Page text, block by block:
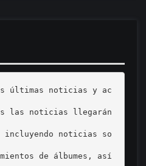
últimas noticias y ac
las noticias llegarán
noticias so
de álbumes, así